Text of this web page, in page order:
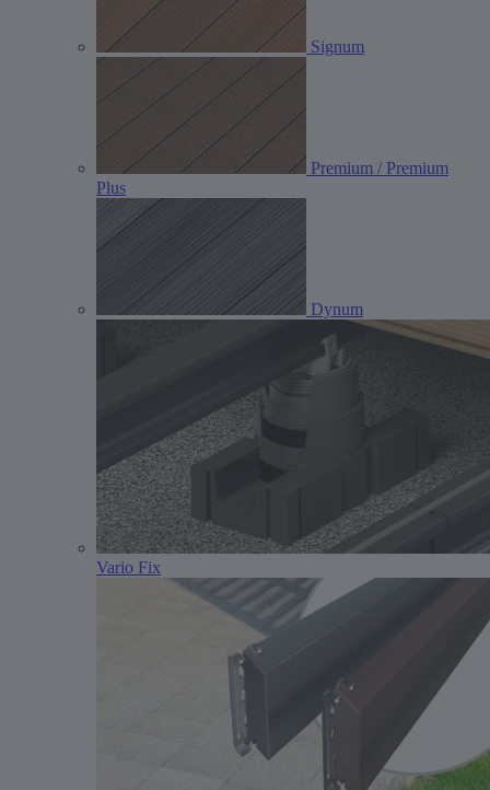
Signum
Premium / Premium
Plus
Dynum
Vario Fix